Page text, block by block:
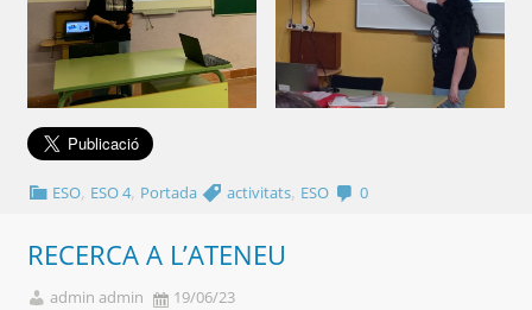
ESO, ESO 4, Portada activitats, ESO 0
RECERCA A L’ATENEU
admin admin 19/06/23